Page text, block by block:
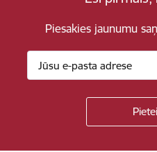
Piesakies jaunumu